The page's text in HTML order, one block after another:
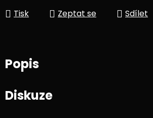
Tisk Zeptat se Sdílet
Popis
Diskuze